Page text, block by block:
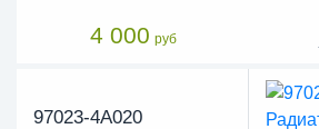
4 000 руб
97023-4A020